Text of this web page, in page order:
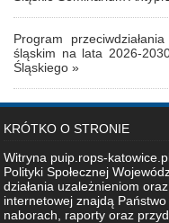
Program
śląskim na lata 2026-
Śląskiego »
KRÓTKO O STRONIE
Witryna puip.rops-
Polityki Społecznej
działania uzależnieniom
internetowej znajdą
naborach, raporty oraz